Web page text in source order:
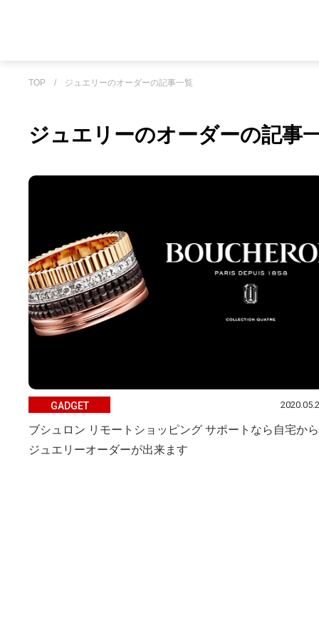
TOP / ジュエリーのオーダーの記事一覧
ジュエリーのオーダーの記事
GADGET
ブシュロン リモートショッピング サポートなら自宅から
ジュエリーオーダーが出来ます